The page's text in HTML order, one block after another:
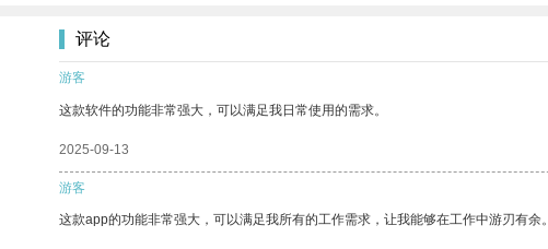
评论
游客
这款软件的功能非常强大，可以满足我日常使用的需求。
2025-09-13
游客
这款app的功能非常强大，可以满足我所有的工作需求，让我能够在工作中游刃有余。